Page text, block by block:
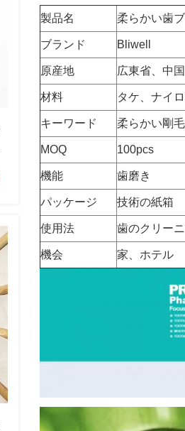
製品名 柔らかい歯
ブランド Bliwell
原産地 広東省、中国
材料 タケ、ナイ
キーワード 柔らかい剛
MOQ 100pcs
機能 歯磨き
パッケージ 技術の紙箱
使用法 歯のクリー
機会 家、ホテル